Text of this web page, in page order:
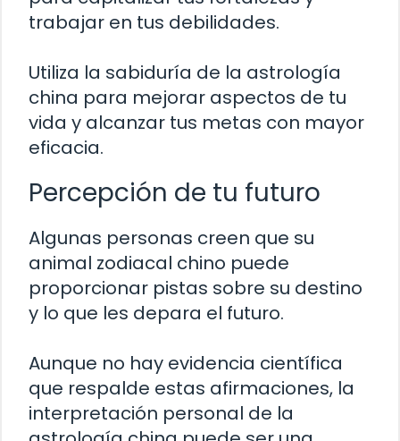
trabajar en tus debilidades.
Utiliza la sabiduría de la astrología
china para mejorar aspectos de tu
vida y alcanzar tus metas con mayor
eficacia.
Percepción de tu futuro
Algunas personas creen que su
animal zodiacal chino puede
proporcionar pistas sobre su destino
y lo que les depara el futuro.
Aunque no hay evidencia científica
que respalde estas afirmaciones, la
interpretación personal de la